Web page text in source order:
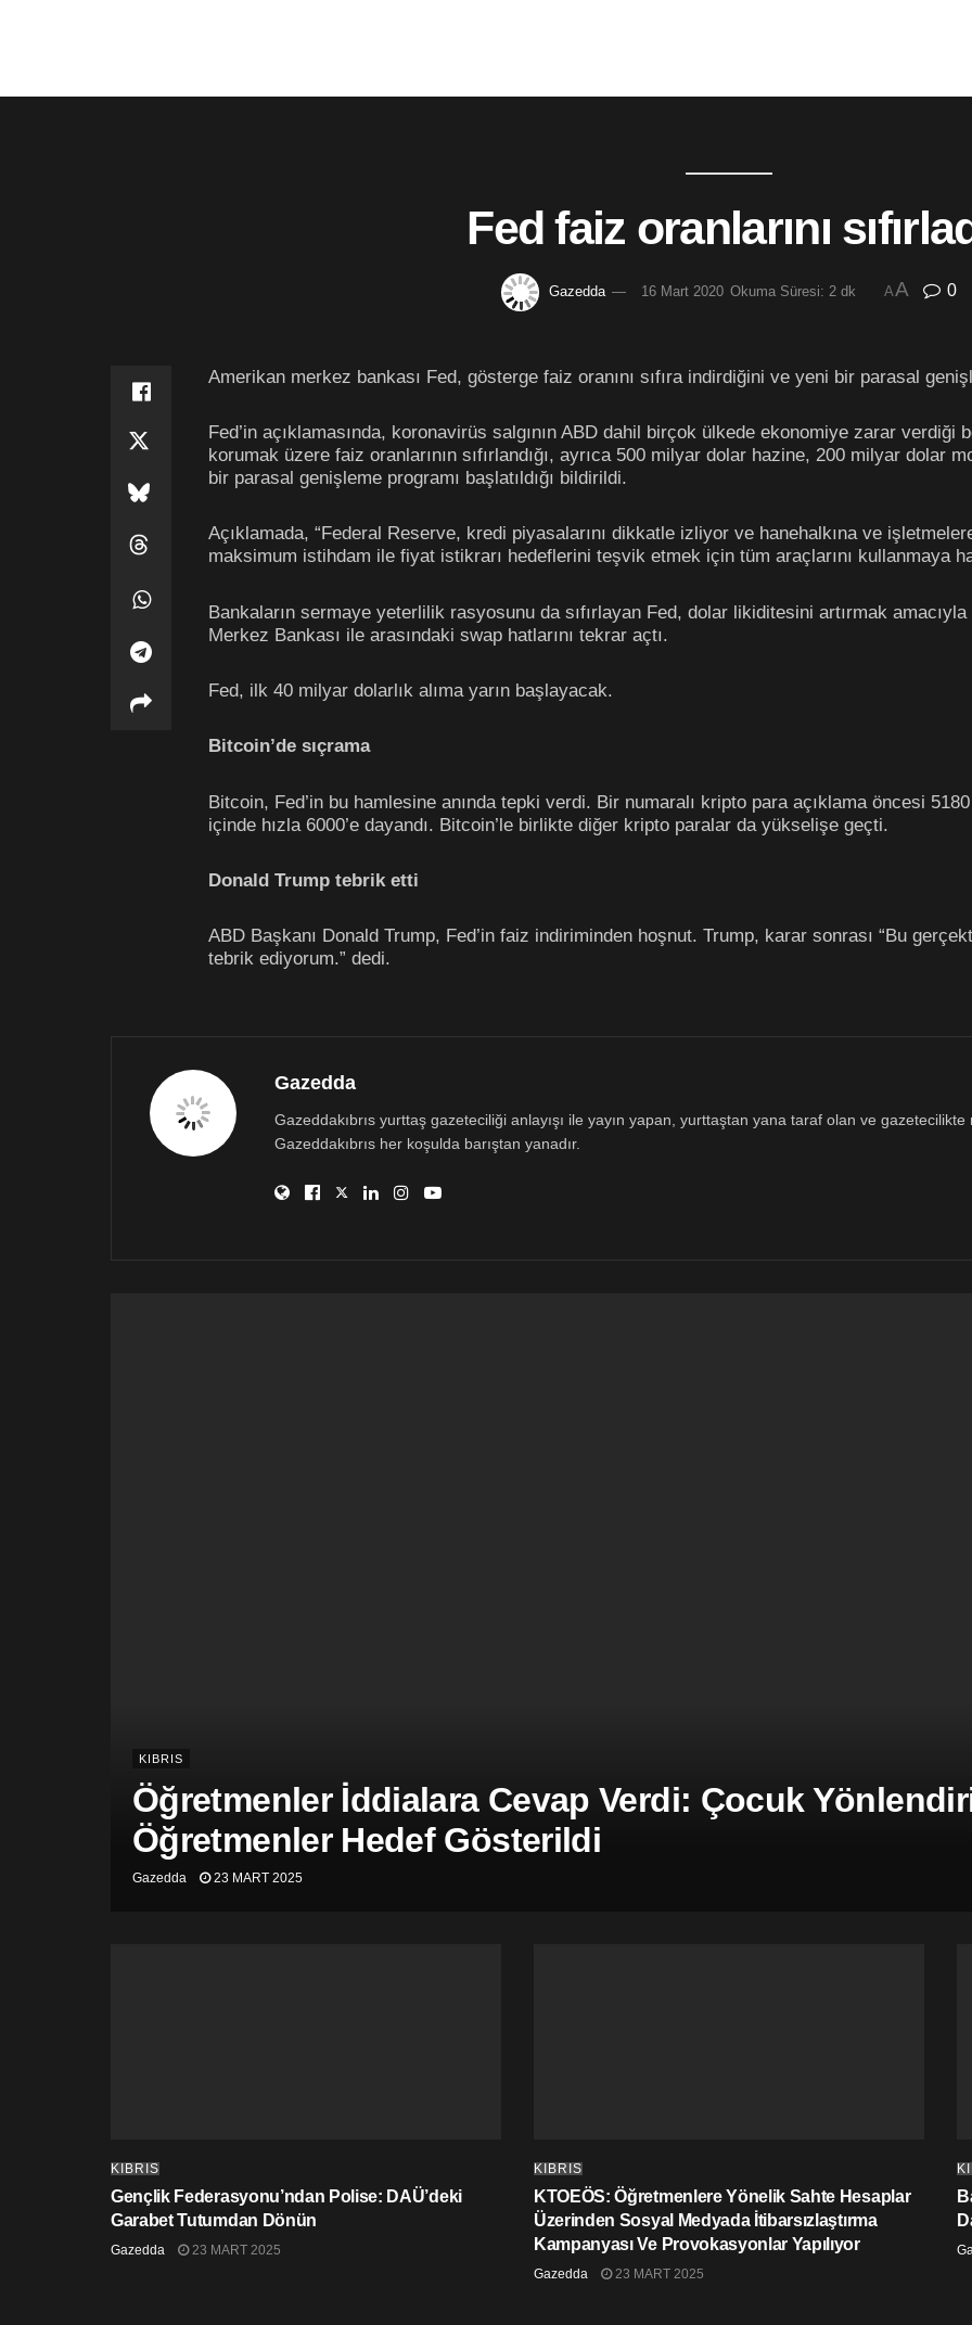
Fed faiz oranlarını
Gazedda 16 Mart 2020 Okuma Süresi: 2 dk AA 0
Amerikan merkez bankası Fed, gösterge faiz oranını sıfıra indirdiğini ve yeni bir parasal
Fed’in açıklamasında, koronavirüs salgının ABD dahil birçok ülkede ekonomiye zarar
korumak üzere faiz oranlarının sıfırlandığı, ayrıca 500 milyar dolar hazine, 200 milyar dolar
bir parasal genişleme programı başlatıldığı bildirildi.
Açıklamada, “Federal Reserve, kredi piyasalarını dikkatle izliyor ve hanehalkına ve
maksimum istihdam ile fiyat istikrarı hedeflerini teşvik etmek için tüm araçlarını kullanmaya
Bankaların sermaye yeterlilik rasyosunu da sıfırlayan Fed, dolar likiditesini artırmak
Merkez Bankası ile arasındaki swap hatlarını tekrar açtı.
Fed, ilk 40 milyar dolarlık alıma yarın başlayacak.
Bitcoin’de sıçrama
Bitcoin, Fed’in bu hamlesine anında tepki verdi. Bir numaralı kripto para açıklama öncesi
içinde hızla 6000’e dayandı. Bitcoin’le birlikte diğer kripto paralar da yükselişe geçti.
Donald Trump tebrik etti
ABD Başkanı Donald Trump, Fed’in faiz indiriminden hoşnut. Trump, karar sonrası “Bu
tebrik ediyorum.” dedi.
Gazedda
Gazeddakıbrıs yurttaş gazeteciliği anlayışı ile yayın yapan, yurttaştan yana taraf olan ve
Gazeddakıbrıs her koşulda barıştan yanadır.
KIBRIS
Öğretmenler İddialara Cevap Verdi: Çocuk
Öğretmenler Hedef Gösterildi
Gazedda 23 MART 2025
KIBRIS
Gençlik Federasyonu’ndan Polise: DAÜ’deki
Garabet Tutumdan Dönün
Gazedda 23 MART 2025
KIBRIS
KTOEÖS: Öğretmenlere Yönelik Sahte Hesaplar
Üzerinden Sosyal Medyada İtibarsızlaştırma
Kampanyası Ve Provokasyonlar Yapılıyor
Gazedda 23 MART 2025